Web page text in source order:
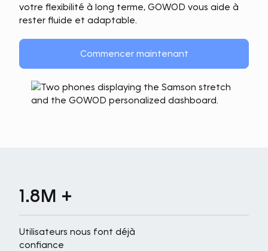
votre flexibilité à long terme, GOWOD vous aide à
rester fluide et adaptable.
Commencer maintenant
1.8M +
Utilisateurs nous font déjà
confiance